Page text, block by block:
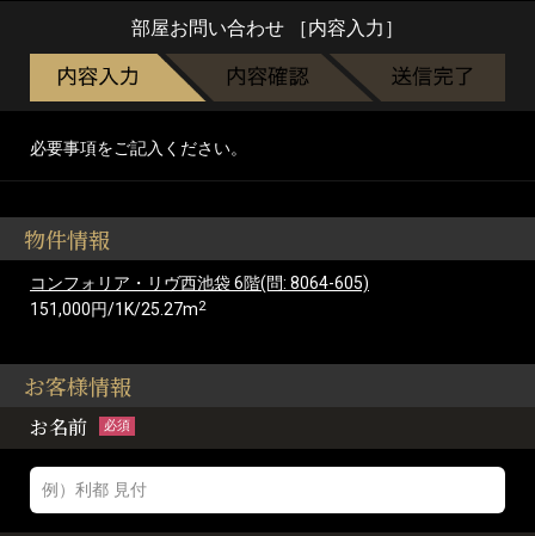
部屋お問い合わせ ［内容入力］
必要事項をご記入ください。
物件情報
コンフォリア・リヴ西池袋 6階(問: 8064-605)
151,000円/1K/25.27m2
お客様情報
お名前 必須